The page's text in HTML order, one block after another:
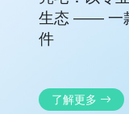
生态 —— 一
件
了解更多